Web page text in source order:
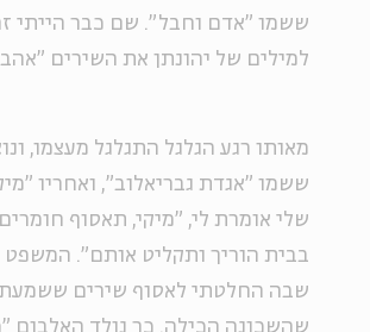
ששמו "אדם וחבל". שם כבר הייתי
למילים של יהונתן את השירים
מאותו רגע הגלגל התגלגל מעצמו,
ששמו "אגדת גבריאלוב", ואחריו
שלי אומרת לי, "מיקי, תאסוף
שבה החלטתי לאסוף שירים ששמעתי
שהשכונה הכילה. כך נולד האלבום